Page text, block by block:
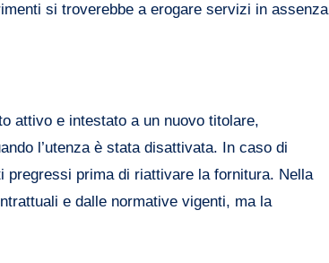
si troverebbe a erogare servizi in assenza
attivo e intestato a un nuovo titolare,
l’utenza è stata disattivata. In caso di
pregressi prima di riattivare la fornitura. Nella
e dalle normative vigenti, ma la